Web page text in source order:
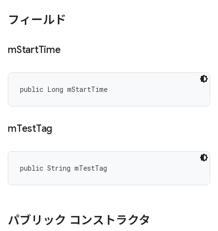
フィールド
mStartTime
public Long mStartTime
mTestTag
public String mTestTag
パブリック コンストラクタ